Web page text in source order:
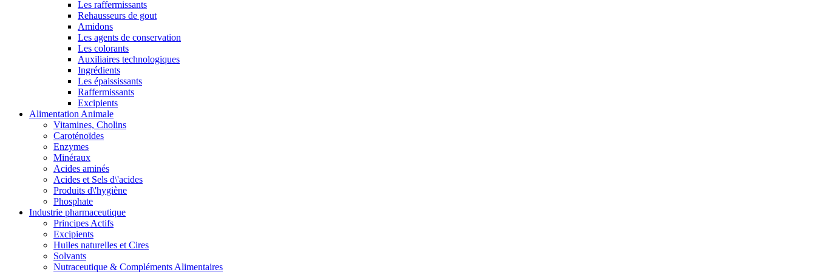
Les raffermissants
Rehausseurs de gout
Amidons
Les agents de conservation
Les colorants
Auxiliaires technologiques
Ingrédients
Les épaississants
Raffermissants
Excipients
Alimentation Animale
Vitamines, Cholins
Caroténoïdes
Enzymes
Minéraux
Acides aminés
Acides et Sels d\'acides
Produits d\'hygiène
Phosphate
Industrie pharmaceutique
Principes Actifs
Excipients
Huiles naturelles et Cires
Solvants
Nutraceutique & Compléments Alimentaires